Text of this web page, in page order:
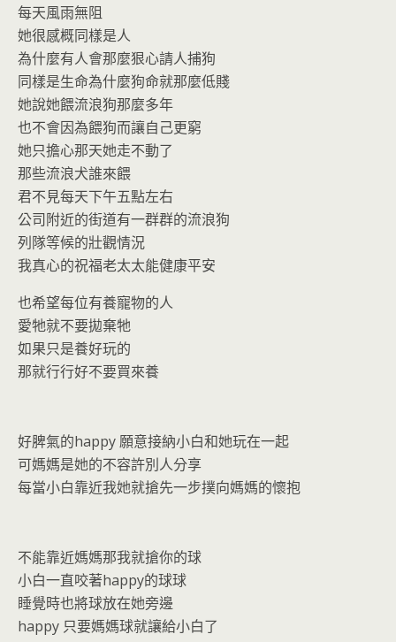
每天風雨無阻
她很感概同樣是人
為什麼有人會那麼狠心請人捕狗
同樣是生命為什麼狗命就那麼低賤
她說她餵流浪狗那麼多年
也不會因為餵狗而讓自己更窮
她只擔心那天她走不動了
那些流浪犬誰來餵
君不見每天下午五點左右
公司附近的街道有一群群的流浪狗
列隊等候的壯觀情況
我真心的祝福老太太能健康平安
也希望每位有養寵物的人
愛牠就不要拋棄牠
如果只是養好玩的
那就行行好不要買來養
好脾氣的happy 願意接納小白和她玩在一起
可媽媽是她的不容許別人分享
每當小白靠近我她就搶先一步撲向媽媽的懷抱
不能靠近媽媽那我就搶你的球
小白一直咬著happy的球球
睡覺時也將球放在她旁邊
happy 只要媽媽球就讓給小白了